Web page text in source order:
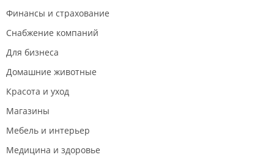
Финансы и страхование
Снабжение компаний
Для бизнеса
Домашние животные
Красота и уход
Магазины
Мебель и интерьер
Медицина и здоровье